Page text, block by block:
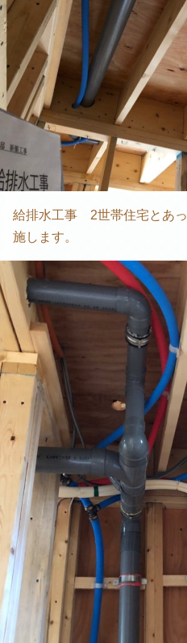
給排水工事 2世帯住宅とあ
施します。